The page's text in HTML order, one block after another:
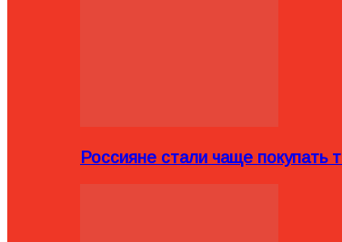
Россияне стали чаще покупать